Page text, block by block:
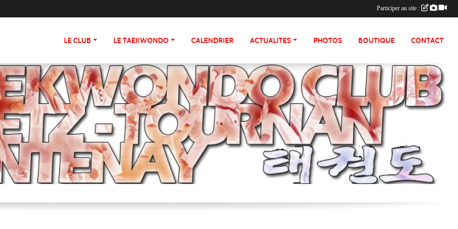
LE CLUB LE TAEKWONDO CALENDRIER ACTUALITES PHOTOS BOUTIQUE CONTACT
Participer au site :